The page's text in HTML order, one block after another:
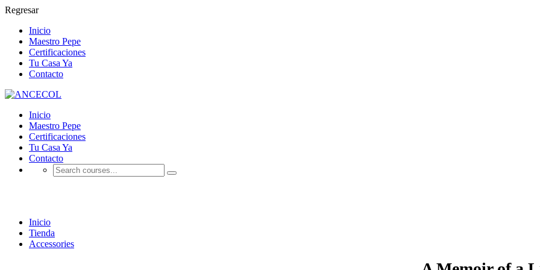
Regresar
Inicio
Maestro Pepe
Certificaciones
Tu Casa Ya
Contacto
Inicio
Maestro Pepe
Certificaciones
Tu Casa Ya
Contacto
Inicio
Tienda
Accessories